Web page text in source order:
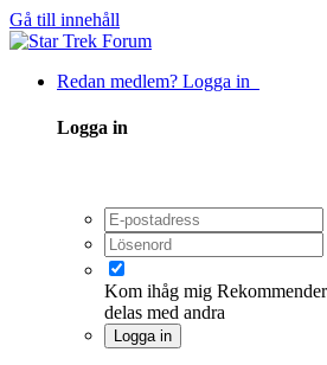
Gå till innehåll
Redan medlem? Logga in
Logga in
Kom ihåg mig
delas med andra
Logga in